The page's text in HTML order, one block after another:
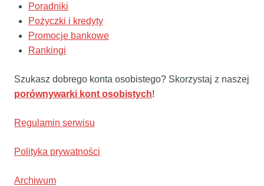
Poradniki
Pożyczki i kredyty
Promocje bankowe
Rankingi
Szukasz dobrego konta osobistego? Skorzystaj z naszej
porównywarki kont osobistych!
Regulamin serwisu
Polityka prywatności
Archiwum